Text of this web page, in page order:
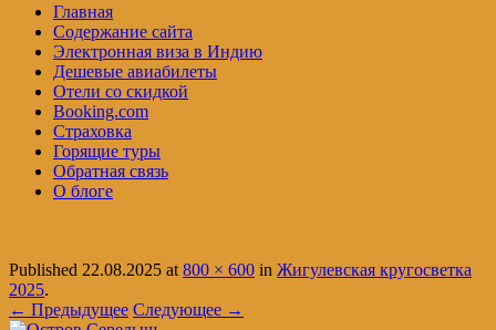
Главная
Содержание сайта
Электронная виза в Индию
Дешевые авиабилеты
Отели со скидкой
Booking.com
Страховка
Горящие туры
Обратная связь
О блоге
Published 22.08.2025 at800 × 600 in Жигулевская кругосветка
2025.
← Предыдущее Следующее →